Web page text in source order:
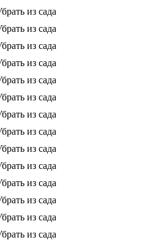
из сада
из сада
из сада
из сада
из сада
из сада
из сада
из сада
из сада
из сада
из сада
из сада
из сада
из сада